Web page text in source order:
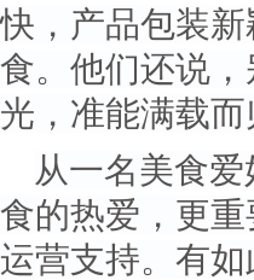
快，产品包装
食。他们还说
光，准能满载而
从一名美食
食的热爱，更
运营支持。有